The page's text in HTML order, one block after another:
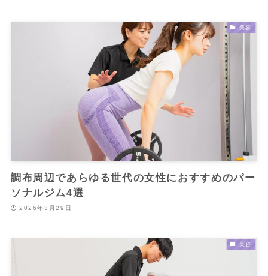
美容
調布周辺であらゆる世代の女性におすすめのパー
ソナルジム4選
2026年3月29日
美容